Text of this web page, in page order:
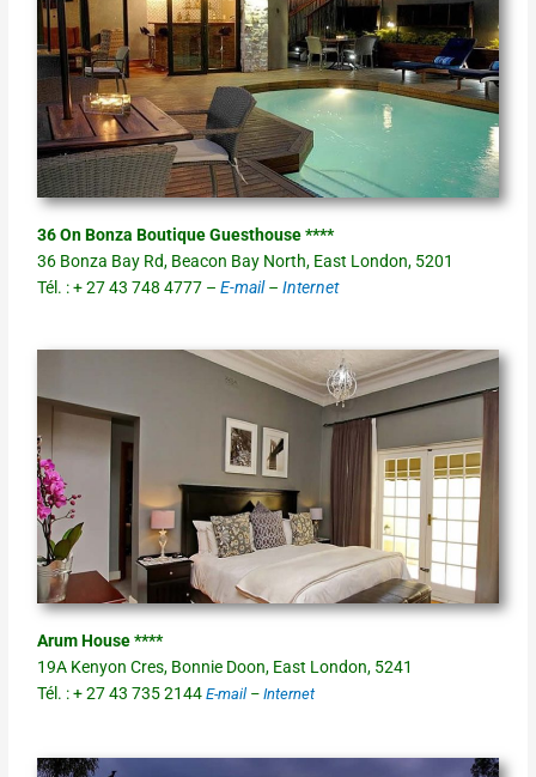
36 On Bonza Boutique Guesthouse ****
36 Bonza Bay Rd, Beacon Bay North, East London, 5201
Tél. : + 27 43 748 4777 –E-mail–Internet
Arum House ****
19A Kenyon Cres, Bonnie Doon, East London, 5241
Tél. : + 27 43 735 2144E-mail –Internet